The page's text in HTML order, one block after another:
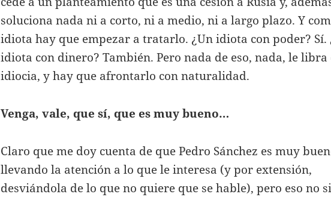
soluciona nada ni a corto, ni a medio, ni a largo plazo. Y
idiota hay que empezar a tratarlo. ¿Un idiota con poder? Sí.
idiota con dinero? También. Pero nada de eso, nada, le libra
idiocia, y hay que afrontarlo con naturalidad.
Venga, vale, que sí, que es muy bueno…
Claro que me doy cuenta de que Pedro Sánchez es muy
llevando la atención a lo que le interesa (y por extensión,
desviándola de lo que no quiere que se hable), pero eso no